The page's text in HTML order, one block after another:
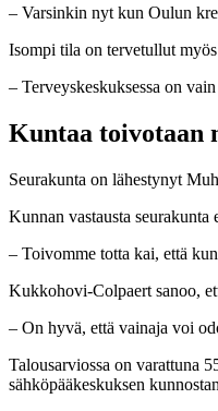
– Varsinkin nyt kun Oulun
Isompi tila on tervetullut
– Terveyskeskuksessa on
Kuntaa toivotaan
Seurakunta on lähestynyt
Kunnan vastausta seurakunta
– Toivomme totta kai, että
Kukkohovi-Colpaert sanoo,
– On hyvä, että vainaja voi
Talousarviossa on varattuna
sähköpääkeskuksen